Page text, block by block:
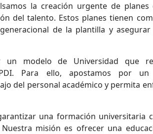
la creación urgente de planes
del talento. Estos planes tienen
de la plantilla y asegurar
modelo de Universidad que
Para ello, apostamos por un
del personal académico y permita
una formación universitaria
misión es ofrecer una